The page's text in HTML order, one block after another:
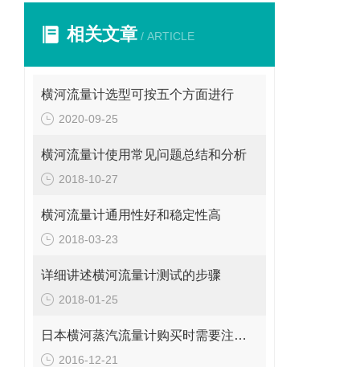
相关文章 / ARTICLE
横河流量计选型可按五个方面进行
2020-09-25
横河流量计使用常见问题总结和分析
2018-10-27
横河流量计通用性好和稳定性高
2018-03-23
详细讲述横河流量计测试的步骤
2018-01-25
日本横河蒸汽流量计购买时需要注意些什么
2016-12-21